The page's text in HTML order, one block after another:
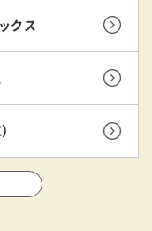
クス